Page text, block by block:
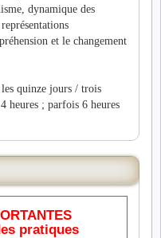
dynamique des
et le changement
quinze jours / trois
heures ; parfois 6 heures
pratiques